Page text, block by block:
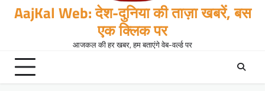
AajKal Web: देश-दुनिया की ताज़ा खबरें, बस
एक क्लिक पर
आजकल की हर खबर, हम बताएंगे वेब-वर्ल्ड पर